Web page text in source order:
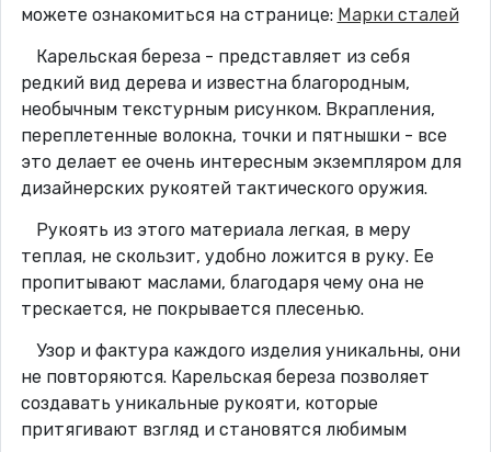
можете ознакомиться на странице: Марки сталей
Карельская береза - представляет из себя
редкий вид дерева и известна благородным,
необычным текстурным рисунком. Вкрапления,
переплетенные волокна, точки и пятнышки - все
это делает ее очень интересным экземпляром для
дизайнерских рукоятей тактического оружия.
Рукоять из этого материала легкая, в меру
теплая, не скользит, удобно ложится в руку. Ее
пропитывают маслами, благодаря чему она не
трескается, не покрывается плесенью.
Узор и фактура каждого изделия уникальны, они
не повторяются. Карельская береза позволяет
создавать уникальные рукояти, которые
притягивают взгляд и становятся любимым